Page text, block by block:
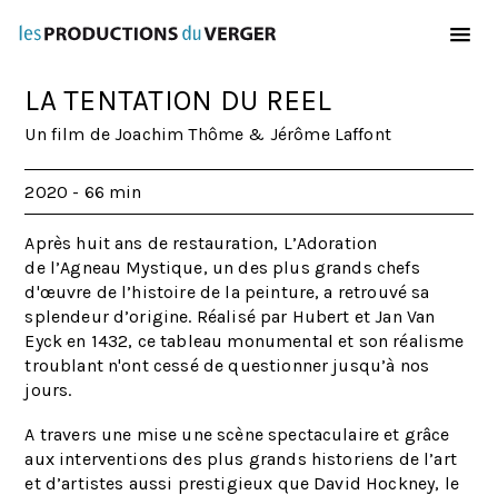
Aller au contenu principal
LA TENTATION DU REEL
Un film de Joachim Thôme & Jérôme Laffont
2020 - 66 min
Après huit ans de restauration, L’Adoration
de l’Agneau Mystique, un des plus grands chefs
d'œuvre de l’histoire de la peinture, a retrouvé sa
splendeur d’origine. Réalisé par Hubert et Jan Van
Eyck en 1432, ce tableau monumental et son réalisme
troublant n'ont cessé de questionner jusqu’à nos
jours.
A travers une mise une scène spectaculaire et grâce
aux interventions des plus grands historiens de l’art
et d’artistes aussi prestigieux que David Hockney, le